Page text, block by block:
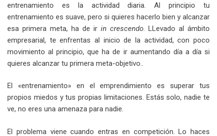
entrenamiento es la actividad diaria. Al principio tu
entrenamiento es suave, pero si quieres hacerlo bien y alcanzar
esa primera meta, ha de ir in crescendo. LLevado al ámbito
empresarial, te enfrentas al inicio de la actividad, con poco
movimiento al principio, que ha de ir aumentando día a día si
quieres alcanzar tu primera meta-objetivo..
El «entrenamiento» en el emprendimiento es superar tus
propios miedos y tus propias limitaciones. Estás solo, nadie te
ve, no eres una amenaza para nadie.
El problema viene cuando entras en competición. Lo haces